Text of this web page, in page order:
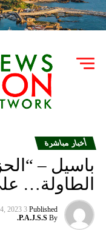
أخبار مباشرة
باسيل –
الطاولة…
Published
3 years ago
2023
By
P.A.J.S.S.